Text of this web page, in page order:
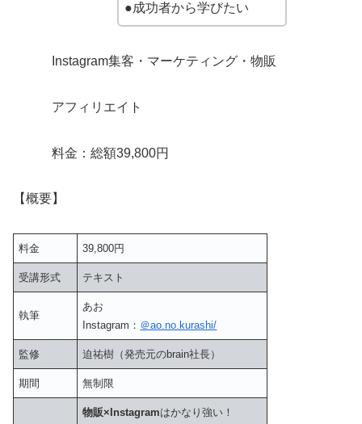
●成功者から学びたい
Instagram集客・マーケティング・物販
アフィリエイト
料金：総額39,800円
【概要】
料金 39,800円
受講形式 テキスト
執筆
あお
Instagram： ＠ao.no.kurashi/
監修 迫祐樹（発売元のbrain社長）
期間 無制限
物販×Instagramはかなり強い！